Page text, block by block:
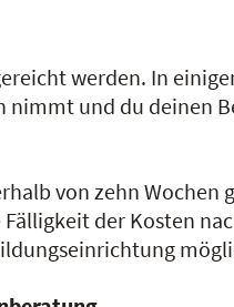
werden. In
nimmt und du deinen
von zehn Wochen
der Kosten